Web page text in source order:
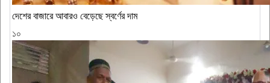
দেশের বাজারে আবারও বেড়েছে স্বর্ণের দাম
১০